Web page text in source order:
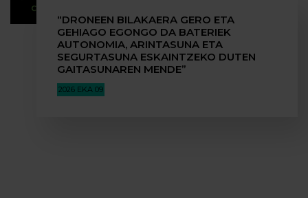
“DRONEEN BILAKAERA GERO ETA
GEHIAGO EGONGO DA BATERIEK
AUTONOMIA, ARINTASUNA ETA
SEGURTASUNA ESKAINTZEKO DUTEN
GAITASUNAREN MENDE”
2026 EKA 09